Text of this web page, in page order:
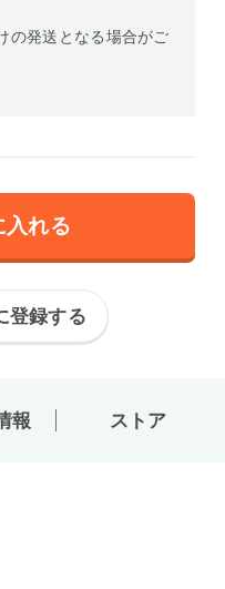
の発送となる場合がご
入れる
登録する
報 ストア